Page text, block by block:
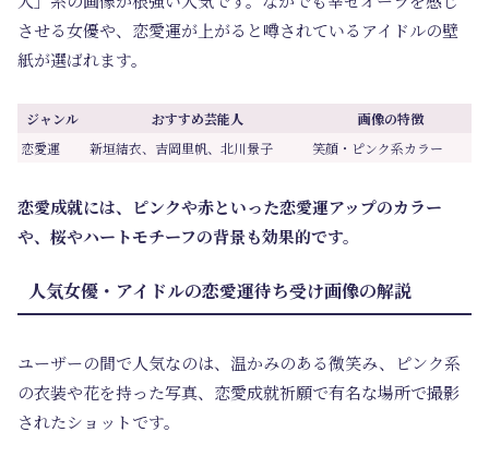
させる女優や、恋愛運が上がると噂されているアイドルの壁
紙が選ばれます。
ジャンル おすすめ芸能人
画像の特徴
恋愛運
新垣結衣、吉岡里帆、北川景子 笑顔・ピンク系カラー
恋愛成就には、ピンクや赤といった恋愛運アップのカラー
や、桜やハートモチーフの背景も効果的です。
人気女優・アイドルの恋愛運待ち受け画像の解説
ユーザーの間で人気なのは、温かみのある微笑み、ピンク系
の衣装や花を持った写真、恋愛成就祈願で有名な場所で撮影
されたショットです。